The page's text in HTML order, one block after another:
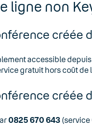
ligne non
créée
accessible
gratuit hors coût de
créée
0825 670 643(service